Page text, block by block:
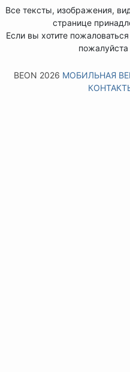
Все тексты, изображения,
странице
Если вы хотите
пожалуйста
BEON 2026 МОБИЛЬНАЯ